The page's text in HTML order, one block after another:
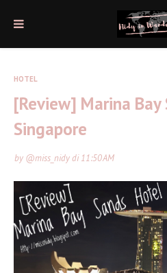
HOTEL
[Review] Marina
Singapore
by @miss_nidydi11:50 AM